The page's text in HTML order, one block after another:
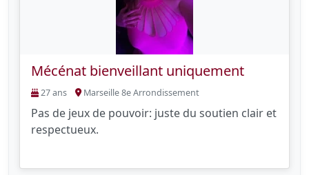
Mécénat bienveillant uniquement
27 ans Marseille 8e Arrondissement
Pas de jeux de pouvoir: juste du soutien clair et
respectueux.